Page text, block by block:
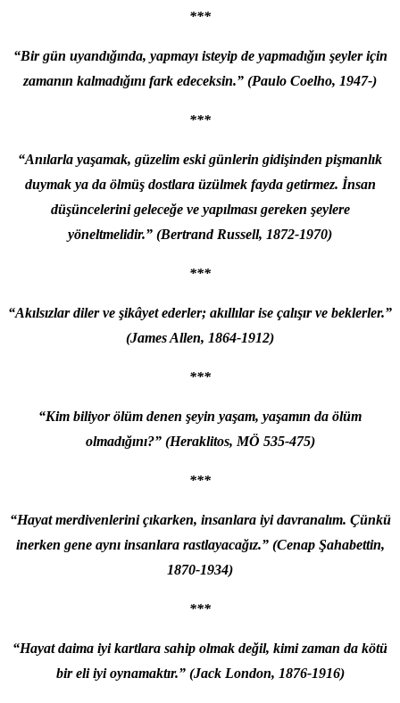
***
“Bir gün uyandığında, yapmayı isteyip de yapmadığın şeyler için
zamanın kalmadığını fark edeceksin.” (Paulo Coelho, 1947-)
***
“Anılarla yaşamak, güzelim eski günlerin gidişinden pişmanlık
duymak ya da ölmüş dostlara üzülmek fayda getirmez. İnsan
düşüncelerini geleceğe ve yapılması gereken şeylere
yöneltmelidir.” (Bertrand Russell, 1872-1970)
***
“Akılsızlar diler ve şikâyet ederler; akıllılar ise çalışır ve beklerler.”
(James Allen, 1864-1912)
***
“Kim biliyor ölüm denen şeyin yaşam, yaşamın da ölüm
olmadığını?” (Heraklitos, MÖ 535-475)
***
“Hayat merdivenlerini çıkarken, insanlara iyi davranalım. Çünkü
inerken gene aynı insanlara rastlayacağız.” (Cenap Şahabettin,
1870-1934)
***
“Hayat daima iyi kartlara sahip olmak değil, kimi zaman da kötü
bir eli iyi oynamaktır.” (Jack London, 1876-1916)